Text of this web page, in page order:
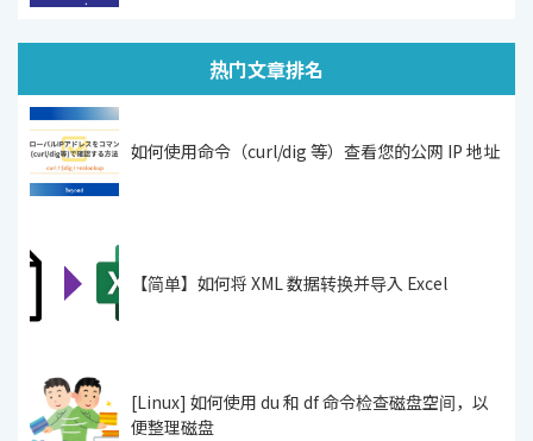
热门文章排名
如何使用命令（curl/dig 等）查看您的公网 IP 地址
【简单】如何将 XML 数据转换并导入 Excel
[Linux] 如何使用 du 和 df 命令检查磁盘空间，以
便整理磁盘